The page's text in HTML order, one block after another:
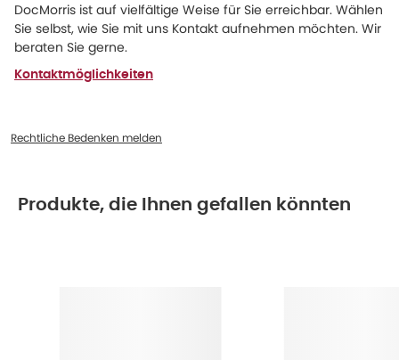
DocMorris ist auf vielfältige Weise für Sie erreichbar. Wählen
Sie selbst, wie Sie mit uns Kontakt aufnehmen möchten. Wir
beraten Sie gerne.
Kontaktmöglichkeiten
Rechtliche Bedenken melden
Produkte, die Ihnen gefallen könnten